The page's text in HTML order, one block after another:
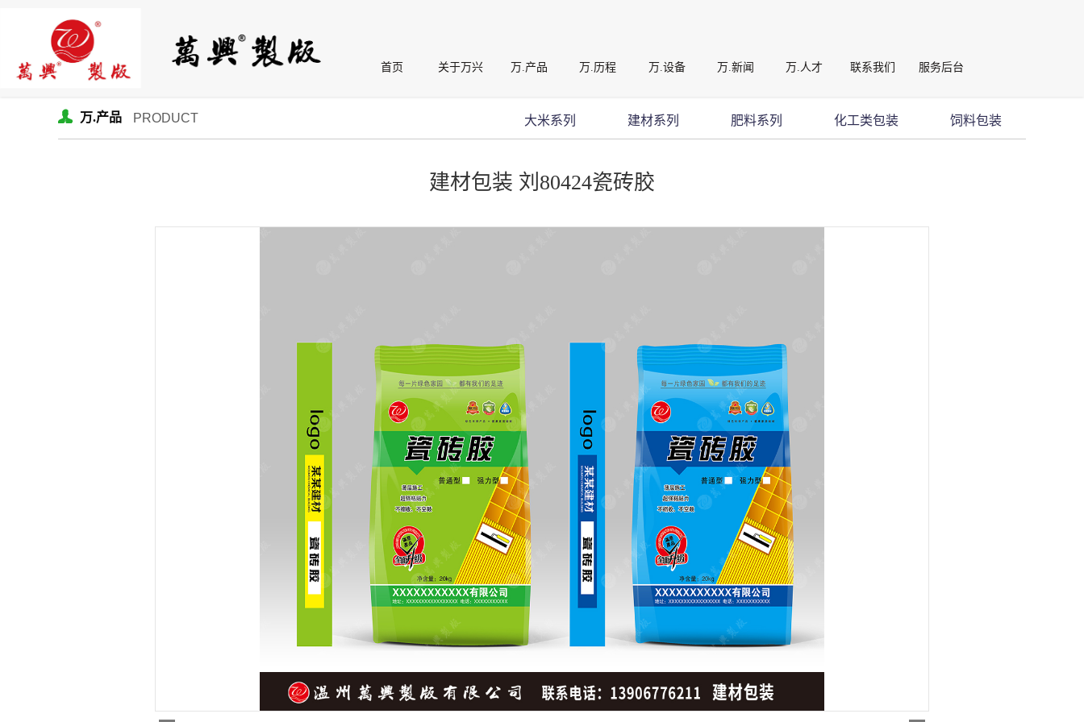
首页 关于万兴 万.产品 万.历程 万.设备 万.新闻 万.人才 联系我们 服务后台
万.产品 PRODUCT 大米系列 建材系列 肥料系列 化工类包装 饲料包装
建材包装 刘80424瓷砖胶